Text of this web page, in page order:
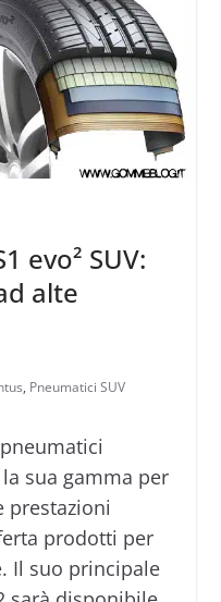
evo² SUV:
alte
, Pneumatici SUV
sua gamma per
prestazioni
prodotti per
Il suo principale